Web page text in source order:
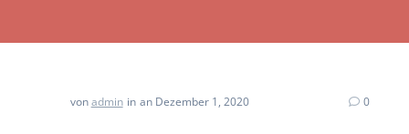
vonadmin in an Dezember 1, 2020 0